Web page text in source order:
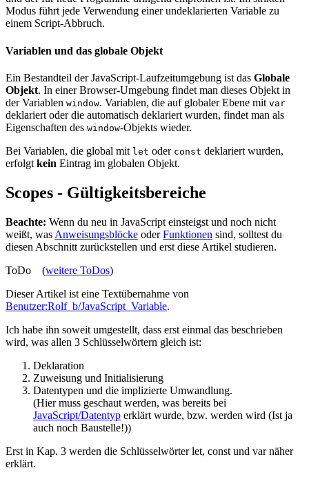
Modus führt jede Verwendung einer undeklarierten Variable zu
einem Script-Abbruch.
Variablen und das globale Objekt
Ein Bestandteil der JavaScript-Laufzeitumgebung ist das Globale
Objekt. In einer Browser-Umgebung findet man dieses Objekt in
der Variablen window. Variablen, die auf globaler Ebene mit var
deklariert oder die automatisch deklariert wurden, findet man als
Eigenschaften des window-Objekts wieder.
Bei Variablen, die global mit let oder const deklariert wurden,
erfolgt kein Eintrag im globalen Objekt.
Scopes - Gültigkeitsbereiche
Beachte: Wenn du neu in JavaScript einsteigst und noch nicht
weißt, was Anweisungsblöcke oderFunktionen sind, solltest du
diesen Abschnitt zurückstellen und erst diese Artikel studieren.
ToDo (weitere ToDos)
Dieser Artikel ist eine Textübernahme von
Benutzer:Rolf_b/JavaScript_Variable.
Ich habe ihn soweit umgestellt, dass erst einmal das beschrieben
wird, was allen 3 Schlüsselwörtern gleich ist:
Deklaration
Zuweisung und Initialisierung
Datentypen und die implizierte Umwandlung.
(Hier muss geschaut werden, was bereits bei
JavaScript/Datentyp erklärt wurde, bzw. werden wird (Ist ja
auch noch Baustelle!))
Erst in Kap. 3 werden die Schlüsselwörter let, const und var näher
erklärt.